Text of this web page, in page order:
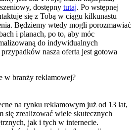
dostępny tutaj. Po wstępnej
się z Tobą w ciągu kilkunastu
Będziemy wtedy mogli porozmawiać
i planach, po to, aby móc
do indywidualnych
nasza oferta jest gotowa
w branży reklamowej?
na rynku reklamowym już od 13 lat,
się zrealizować wiele skutecznych
jak i tych w internecie.